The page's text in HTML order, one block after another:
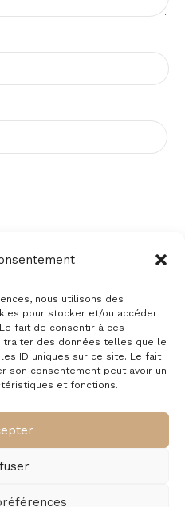
nous utilisons des
pour stocker et/ou accéder
fait de consentir à ces
des données telles que le
ID uniques sur ce site. Le fait
son consentement peut avoir un
et fonctions.
Commande
Livraison &
retour